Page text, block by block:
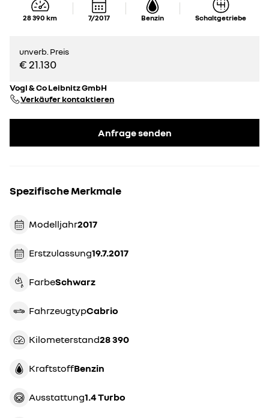
28 390 km 7/2017 Benzin Schaltgetriebe
unverb. Preis
€ 21.130
Vogl & Co Leibnitz GmbH
Verkäufer kontaktieren
Anfrage senden
Spezifische Merkmale
Modelljahr 2017
Erstzulassung 19.7.2017
Farbe schwarz
Fahrzeugtyp cabrio
Kilometerstand 28 390
Kraftstoff Benzin
Ausstattung 1.4 Turbo